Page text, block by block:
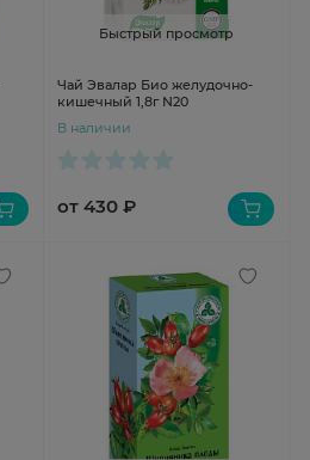
Быстрый просмотр
Чай Эвалар Био желудочно-
кишечный 1,8г N20
В наличии
от 430 ₽